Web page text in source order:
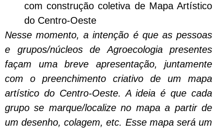
com construção coletiva de Mapa Artístico
do Centro-Oeste
Nesse momento, a intenção é que as pessoas
e grupos/núcleos de Agroecologia presentes
façam uma breve apresentação, juntamente
com o preenchimento criativo de um mapa
artístico do Centro-Oeste. A ideia é que cada
grupo se marque/localize no mapa a partir de
um desenho, colagem, etc. Esse mapa será um